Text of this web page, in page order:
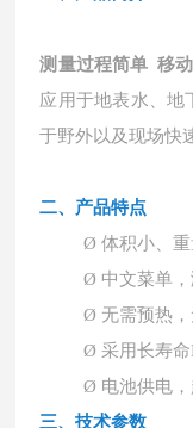
测量过程简单 移
应用于地表水、地
于野外以及现场快
二、产品特点
Ø 体积小、重
Ø 中文菜单
Ø 无需预热
Ø 采用长寿命
Ø 电池供电，
三、技术参数